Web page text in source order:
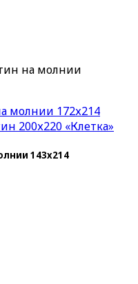
на молнии
молнии 172х214
200х220 «Клетка»
143х214